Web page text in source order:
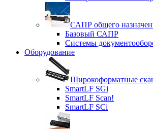
САПР общего
Базовый САПР
Системы
Оборудование
Широкоформатные
SmartLF SGi
SmartLF Scan!
SmartLF SCi